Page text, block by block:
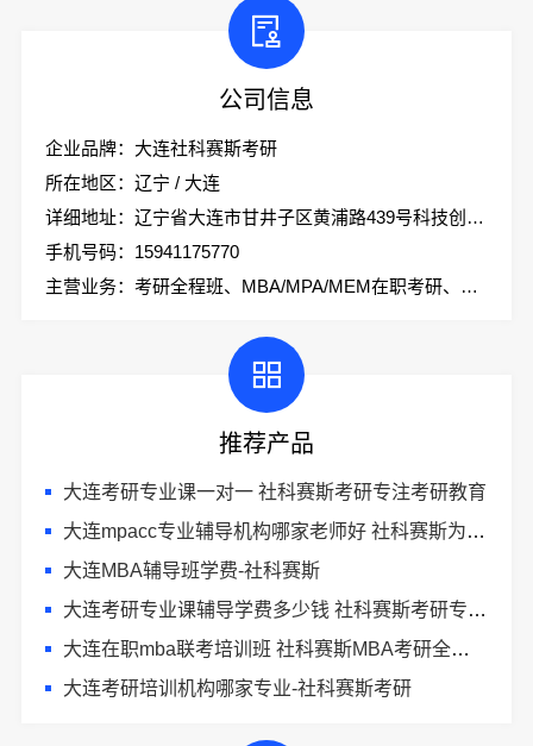
公司信息
企业品牌：大连社科赛斯考研
所在地区：辽宁 / 大连
详细地址：辽宁省大连市甘井子区黄浦路439号科技创业大厦2楼社科赛斯考研
手机号码：15941175770
主营业务：考研全程班、MBA/MPA/MEM在职考研、会计专硕、考研集训营
推荐产品
大连考研专业课一对一 社科赛斯考研专注考研教育
大连mpacc专业辅导机构哪家老师好 社科赛斯为你提供更有效的MPAcc辅导
大连MBA辅导班学费-社科赛斯
大连考研专业课辅导学费多少钱 社科赛斯考研专注考研教育
大连在职mba联考培训班 社科赛斯MBA考研全年魔鬼集训营
大连考研培训机构哪家专业-社科赛斯考研